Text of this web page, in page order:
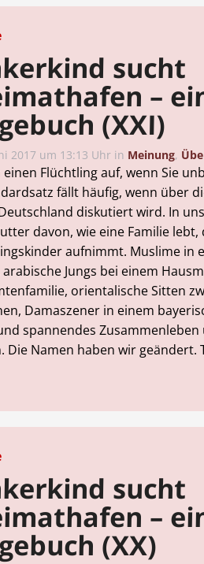
sucht
–
(XXI)
2017 um 13:13 Uhr in Meinung,
Flüchtling auf, wenn Sie
fällt häufig, wenn über
diskutiert wird. In
davon, wie eine Familie lebt,
aufnimmt. Muslime in
Jungs bei einem
orientalische Sitten
Damaszener in einem
spannendes Zusammenleben
Die Namen haben wir geändert.
sucht
–
(XX)